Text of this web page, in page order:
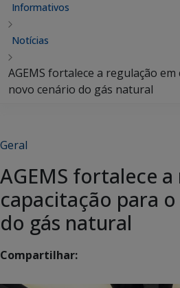
Informativos
Notícias
AGEMS fortalece a regulação
novo cenário do gás natural
Geral
AGEMS fortalece
capacitação para
do gás natural
Compartilhar: